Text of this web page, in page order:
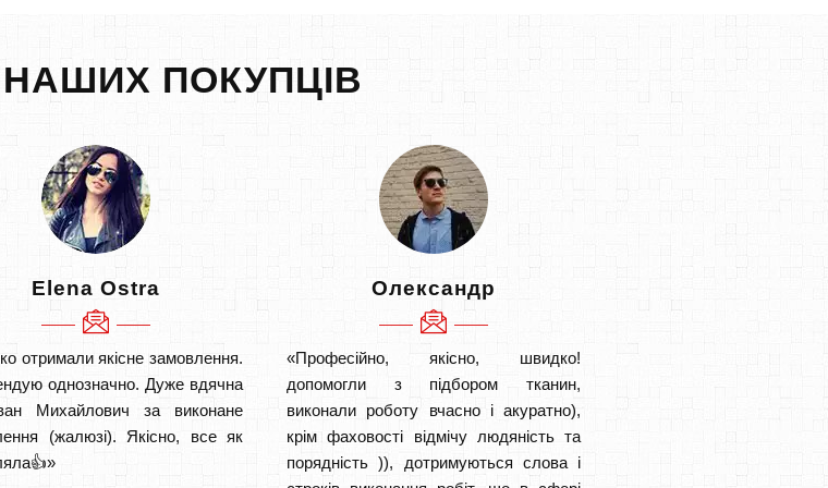
НАШИХ ПОКУПЦІВ
Elena Ostra
отримали якісне замовлення.
однозначно. Дуже вдячна
Михайлович за виконане
(жалюзі). Якісно, все як
Олександр
«Професійно, якісно, швидко!
допомогли з підбором тканин,
виконали роботу вчасно і акуратно),
крім фаховості відмічу людяність та
порядність )), дотримуються слова і